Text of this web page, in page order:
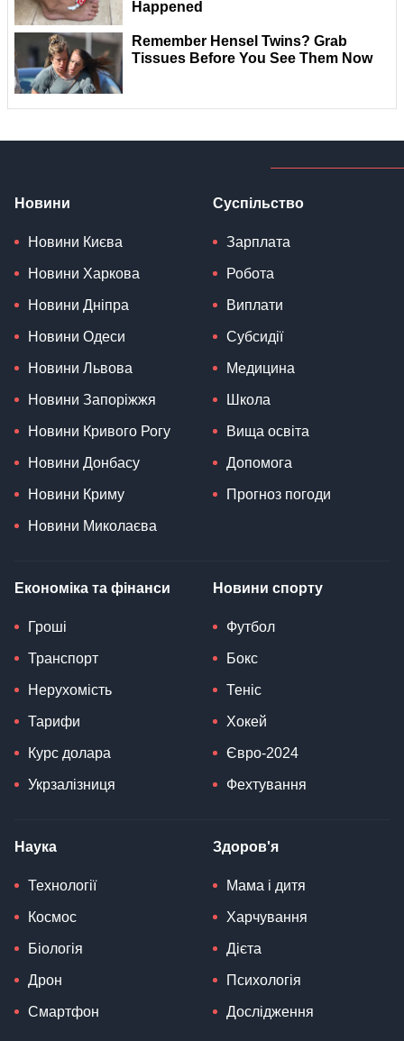
Новини
Новини Києва
Новини Харкова
Новини Дніпра
Новини Одеси
Новини Львова
Новини Запоріжжя
Новини Кривого Рогу
Новини Донбасу
Новини Криму
Новини Миколаєва
Суспільство
Зарплата
Робота
Виплати
Субсидії
Медицина
Школа
Вища освіта
Допомога
Прогноз погоди
Економіка та фінанси
Гроші
Транспорт
Нерухомість
Тарифи
Курс долара
Укрзалізниця
Новини спорту
Футбол
Бокс
Теніс
Хокей
Євро-2024
Фехтування
Наука
Технології
Космос
Біологія
Дрон
Смартфон
Здоров'я
Мама і дитя
Харчування
Дієта
Психологія
Дослідження